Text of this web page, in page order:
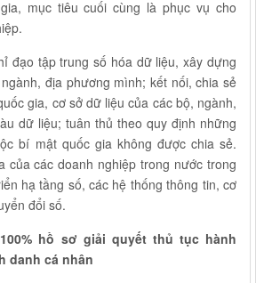
mục tiêu cuối cùng là phục vụ cho
đạo tập trung số hóa dữ liệu, xây dựng
địa phương mình; kết nối, chia sẻ
gia, cơ sở dữ liệu của các bộ, ngành,
dữ liệu; tuân thủ theo quy định những
bí mật quốc gia không được chia sẻ.
của các doanh nghiệp trong nước trong
hạ tầng số, các hệ thống thông tin, cơ
đổi số.
hồ sơ giải quyết thủ tục hành
danh cá nhân